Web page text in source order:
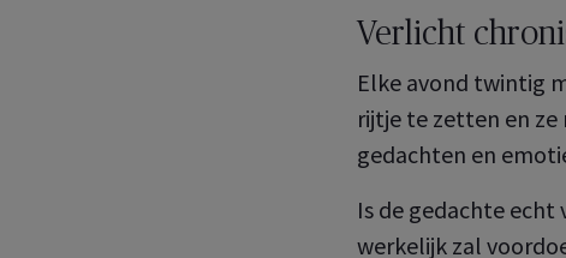
Alles over je verzekeringen als
verzekering eenvoudig en snel
Benefits
Beheer de groepsverzekeringen
die u voor uw medewerkers
Verlicht
Elke avond twintig
rijtje te zetten en
gedachten en
Is de gedachte echt
werkelijk zal